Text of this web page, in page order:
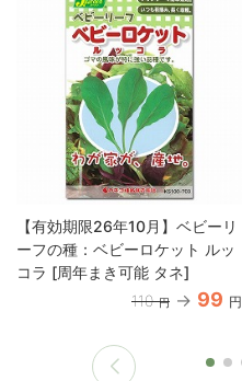
【有効期限26年10月】ベビーリ
ーフの種：ベビーロケット ルッ
コラ [周年まき可能 タネ]
110 円 99 円